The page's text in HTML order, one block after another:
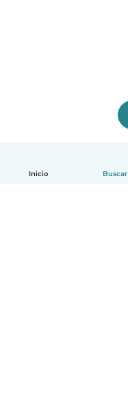
Inicio Buscar